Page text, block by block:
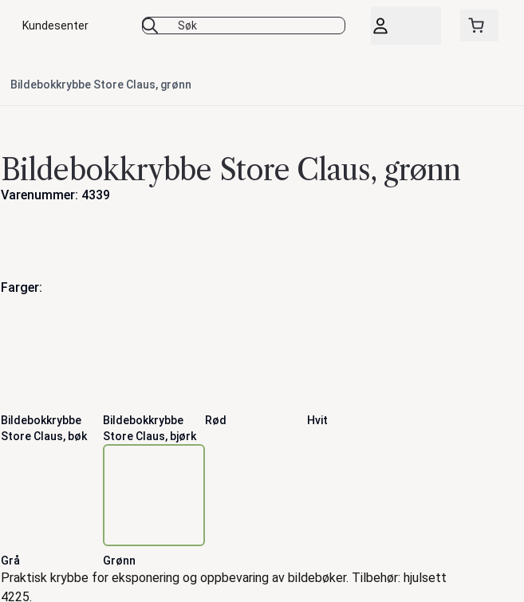
Kundesenter
Bildebokkrybbe Store Claus, grønn
Bildebokkrybbe Store Claus, grønn
Varenummer: 4339
Farger:
Bildebokkrybbe
Store Claus, bøk
Bildebokkrybbe
Store Claus, bjørk
Rød Hvit
Grå Grønn
Beskrivelse
Praktisk krybbe for eksponering og oppbevaring av bildebøker. Tilbehør: hjulsett
4225.